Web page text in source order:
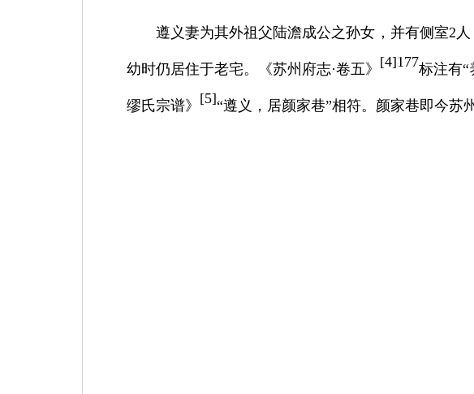
遵义妻为其外祖父陆澹成公之孙女，并有侧室2
幼时仍居住于老宅。《苏州府志·卷五》 [4]177标注有“
缪氏宗谱》 [5]“遵义，居颜家巷”相符。颜家巷即今